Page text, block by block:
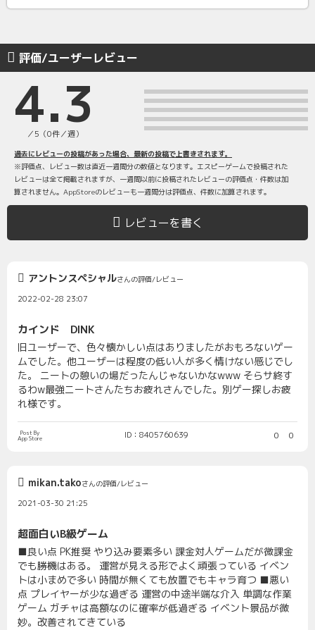
評価/ユーザーレビュー
4.3
／5（0件／週）
過去にレビューの投稿があった場合、最新の投稿で上書きされます。
※評価点、レビュー数は直近一週間分の数値となります。エスピーゲームで投稿された
レビューは全て掲載されますが、一週間以前に投稿されたレビューの評価点・件数は加
算されません。AppStoreのレビューも一週間分は評価点、件数に加算されます。
レビューを書く
アントンスペシャルさんの評価/レビュー
2022-02-28 23:07
カインド DINK
旧ユーザーで、色々懐かしい点はありましたがおもろないゲー
ムでした。他ユーザーは程度の低い人が多く情けない感じでし
た。 ニートの憩いの場だったんじゃないかなwww そらサ終す
るわw最強ニートさんたちお疲れさんでした。別ゲー探しお疲
れ様です。
Post By
App Store ID：8405760639 0 0
mikan.takoさんの評価/レビュー
2021-03-30 21:25
超面白いB級ゲーム
■良い点 PK推奨 やり込み要素多い 課金対人ゲームだが微課金
でも勝機はある。 運営が見える形でよく頑張っている イベン
トは小まめで多い 時間が無くても放置でもキャラ育つ ■悪い
点 プレイヤーが少な過ぎる 運営の中途半端な介入 単調な作業
ゲーム ガチャは高額なのに確率が低過ぎる イベント景品が微
妙。改善されてきている